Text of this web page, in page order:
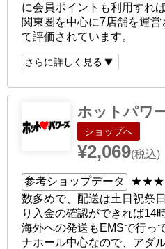
に会員ポイントも利用すれ
関東圏を中心に7店舗を運
て評価されています。
さらに詳しく見る
ホットパワ
ショップへ
¥2,069(税込)
参考ショップデータ
数多めで、配送は土日祝祭
り入金の確認ができれば14
海外への発送もEMSで行っ
ナホール中心なので、アダ